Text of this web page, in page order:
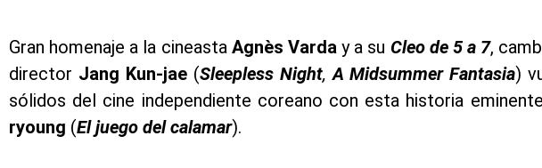
Gran homenaje a la cineasta Agnès Varday a su Cleo de 5 a 7,
director Jang Kun-jae(Sleepless Night,A Midsummer Fantasia)
sólidos del cine independiente coreano con esta historia
ryoung (El juego del calamar).